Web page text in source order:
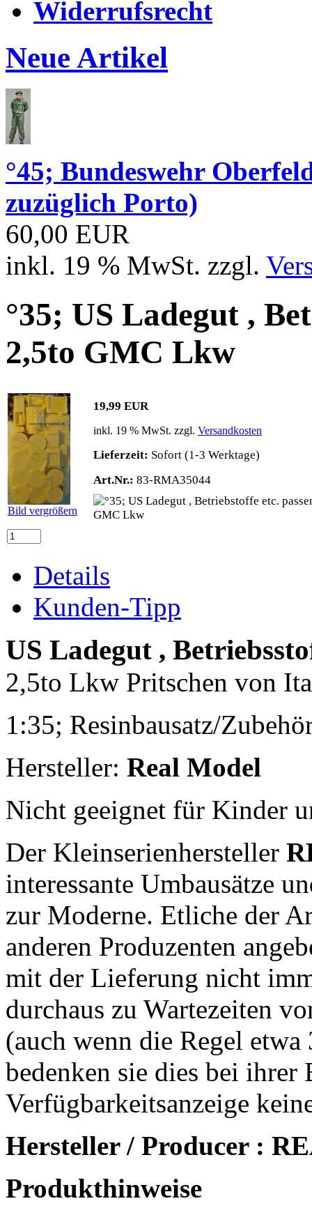
Widerrufsrecht
Neue Artikel
°45; Bundeswehr
zuzüglich Porto)
60,00 EUR
inkl. 19 % MwSt. zzgl.
°35; US Ladegut ,
2,5to GMC Lkw
Bild vergrößern
19,99 EUR
inkl. 19 % MwSt. zzgl. Versandkosten
Lieferzeit: Sofort (1-3 Werktage)
Art.Nr.: 83-RMA35044
Details
Kunden-Tipp
US Ladegut ,
2,5to Lkw Pritschen von
1:35; Resinbausatz/
Hersteller: Real Model
Nicht geeignet für Kinder
Der Kleinserienhersteller
interessante Umbausätze
zur Moderne. Etliche der
anderen Produzenten
mit der Lieferung nicht
durchaus zu Wartezeiten
(auch wenn die Regel
bedenken sie dies bei ihrer
Verfügbarkeitsanzeige
Hersteller / Producer :
Produkthinweise